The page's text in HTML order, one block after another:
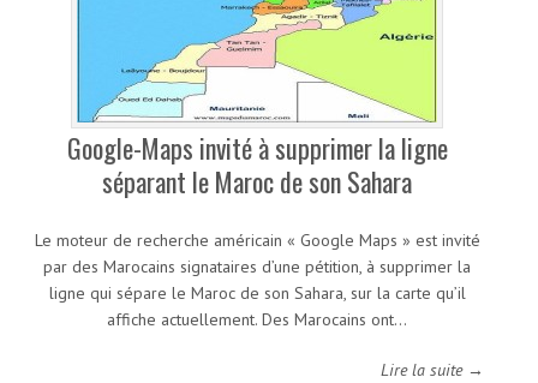
Google-Maps invité à supprimer la ligne
séparant le Maroc de son Sahara
Le moteur de recherche américain « Google Maps » est invité
par des Marocains signataires d’une pétition, à supprimer la
ligne qui sépare le Maroc de son Sahara, sur la carte qu’il
affiche actuellement. Des Marocains ont…
Lire la suite →